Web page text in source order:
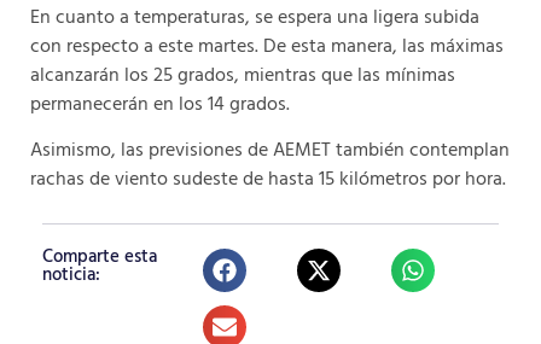
En cuanto a temperaturas, se espera una ligera subida
con respecto a este martes. De esta manera, las máximas
alcanzarán los 25 grados, mientras que las mínimas
permanecerán en los 14 grados.
Asimismo, las previsiones de AEMET también contemplan
rachas de viento sudeste de hasta 15 kilómetros por hora.
Comparte esta
noticia: